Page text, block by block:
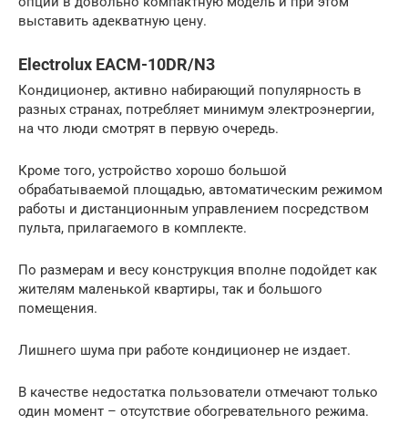
выставить адекватную цену.
Electrolux EACM-10DR/N3
Кондиционер, активно набирающий популярность в
разных странах, потребляет минимум электроэнергии,
на что люди смотрят в первую очередь.
Кроме того, устройство хорошо большой
обрабатываемой площадью, автоматическим режимом
работы и дистанционным управлением посредством
пульта, прилагаемого в комплекте.
По размерам и весу конструкция вполне подойдет как
жителям маленькой квартиры, так и большого
помещения.
Лишнего шума при работе кондиционер не издает.
В качестве недостатка пользователи отмечают только
один момент – отсутствие обогревательного режима.